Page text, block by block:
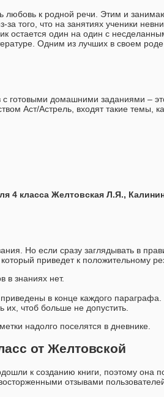
любовь к родной речи. Этим и
за того, что на занятиях ученики
остается один на один с
Одним из лучших в своем роде
с готовыми домашними заданиями –
Аст/Астрель, входят такие темы,
4 класса Желтовская Л.Я.,
Но если сразу заглядывать в
приведет к положительному
в знаниях нет.
в конце каждого параграфа.
чтоб больше не допустить.
надолго поселятся в дневнике.
от Желтовской
к созданию книги, поэтому она
отзывами